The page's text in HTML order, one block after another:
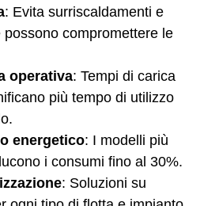
: Evita surriscaldamenti e
possono compromettere le
operativa: Tempi di carica
più tempo di utilizzo
energetico: I modelli più
i consumi fino al 30%.
: Soluzioni su